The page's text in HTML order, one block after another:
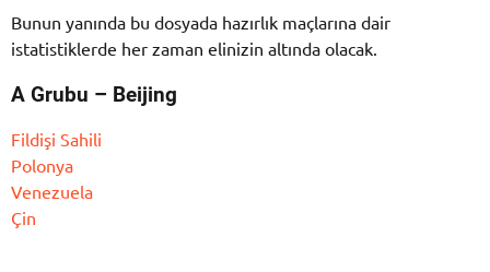
Bunun yanında bu dosyada hazırlık maçlarına dair
istatistiklerde her zaman elinizin altında olacak.
A Grubu – Beijing
Fildişi Sahili
Polonya
Venezuela
Çin